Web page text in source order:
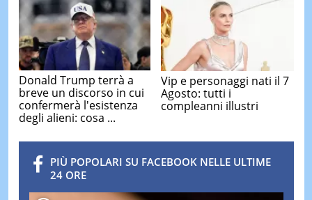
Donald Trump terrà a
breve un discorso in cui
confermerà l'esistenza
degli alieni: cosa ...
Vip e personaggi nati il 7
Agosto: tutti i
compleanni illustri
PIÙ POPOLARI SU FACEBOOK NELLE ULTIME
24 ORE